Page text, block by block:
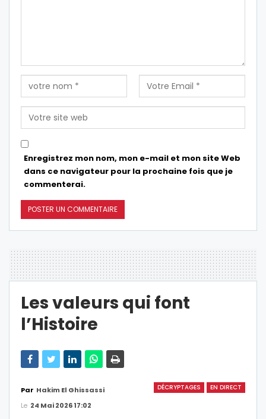
Enregistrez mon nom, mon e-mail et mon site Web
dans ce navigateur pour la prochaine fois que je
commenterai.
Les valeurs qui font
l’Histoire
DÉCRYPTAGES EN DIRECT
Par Hakim El Ghissassi
Le 24 Mai 2026 17:02